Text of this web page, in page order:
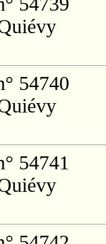
54740
54741